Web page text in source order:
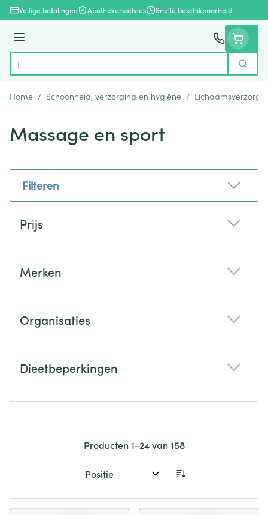
Ga naar de inhoud
Veilige betalingen Apothekersadvies Snelle beschikbaarheid
Menu
Product, merk, categorie...
Zoek
Home / Schoonheid, verzorging en hygiëne /
Massage en sport
Filteren
Prijs
Merken
Organisaties
Dieetbeperkingen
Producten1-24van158
Sorteer op: